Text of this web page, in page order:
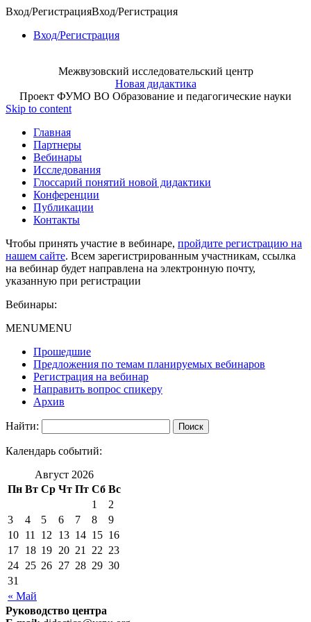
Вход/РегистрацияВход/Регистрация
Вход/Регистрация
Межвузовский исследовательский центр
Новая дидактика
Проект ФУМО ВО Образование и педагогические науки
Skip to content
Главная
Партнеры
Вебинары
Исследования
Глоссарий понятий новой дидактики
Конференции
Публикации
Контакты
Чтобы принять участие в вебинаре, пройдите регистрацию на
нашем сайте. Всем зарегистрированным участникам, ссылка
на вебинар будет направлена на электронную почту,
указанную при регистрации
Вебинары:
MENUMENU
Прошедшие
Предложения по темам планируемых вебинаров
Регистрация на вебинар
Направить вопрос спикеру
Архив
Найти:
Календарь событий:
Август 2026
Пн Вт Ср Чт Пт Сб Вс
« Май
1
2
3
4 5 6 7 8
9
10 11 12 13 14 15 16
17 18 19 20 21 22 23
24 25 26 27 28 29 30
31
Руководство центра